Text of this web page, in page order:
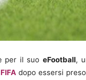
per il suoeFootball,
FIFAdopo essersi